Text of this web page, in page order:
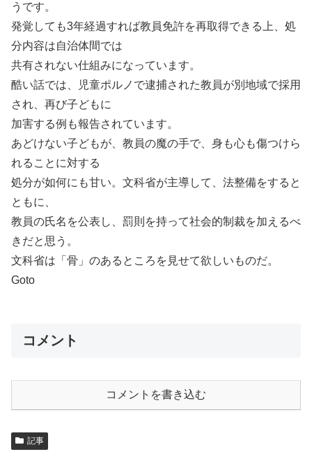
うです。
発覚しても3年経過すれば教員免許を再取得できる上、処
分内容は自治体間では
共有されない仕組みになっています。
酷い話では、児童ポルノで逮捕された教員が別地域で採用
され、再び子どもに
加害する例も報告されています。
あどけない子どもが、教員の魔の手で、身も心も傷つけら
れることに対する
処分が如何にも甘い。文科省が主導して、法整備をすると
ともに、
教員の氏名を公表し、罰則を持って社会的制裁を加えるべ
きだと思う。
文科省は「骨」のあるところを見せて欲しいものだ。
Goto
コメント
コメントを書き込む
記事